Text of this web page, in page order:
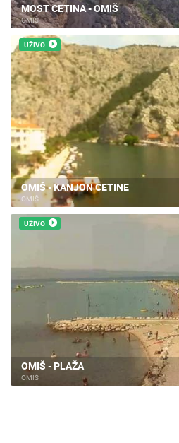
MOST CETINA - OMIŠ
OMIŠ
UŽIVO
OMIŠ - KANJON CETINE
OMIŠ
UŽIVO
OMIŠ - PLAŽA
OMIŠ